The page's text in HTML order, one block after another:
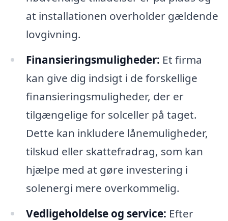
at installationen overholder gældende
lovgivning.
Finansieringsmuligheder: Et firma
kan give dig indsigt i de forskellige
finansieringsmuligheder, der er
tilgængelige for solceller på taget.
Dette kan inkludere lånemuligheder,
tilskud eller skattefradrag, som kan
hjælpe med at gøre investering i
solenergi mere overkommelig.
Vedligeholdelse og service: Efter